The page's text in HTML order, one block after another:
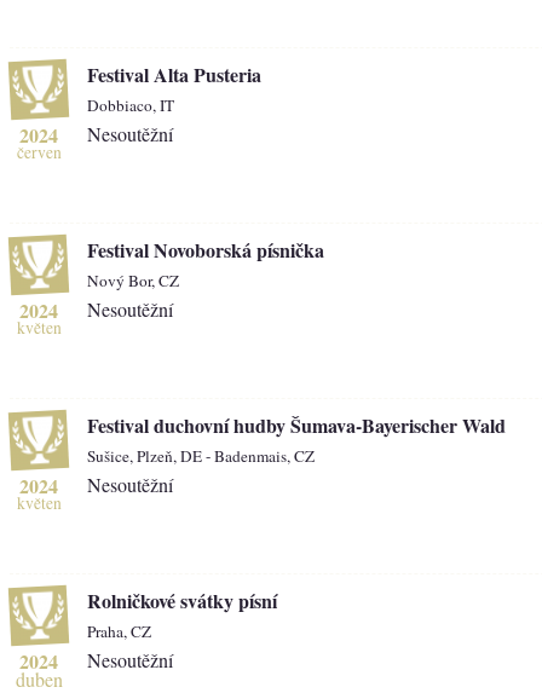
2024
červen
Festival Alta Pusteria
Dobbiaco, IT
Nesoutěžní
2024
květen
Festival Novoborská písnička
Nový Bor, CZ
Nesoutěžní
2024
květen
Festival duchovní hudby Šumava-Bayerischer Wald
Sušice, Plzeň, DE - Badenmais, CZ
Nesoutěžní
2024
duben
Rolničkové svátky písní
Praha, CZ
Nesoutěžní